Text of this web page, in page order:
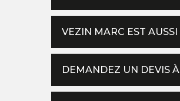
VEZIN MARC EST
DEMANDEZ UN DEVIS